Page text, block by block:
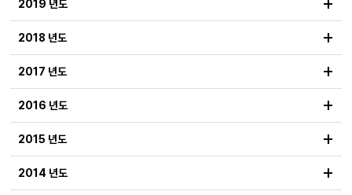
2019 년도
2018 년도 +
2017 년도 +
2016 년도 +
2015 년도 +
2014 년도 +